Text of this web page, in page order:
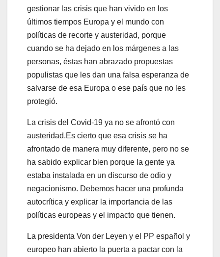
gestionar las crisis que han vivido en los
últimos tiempos Europa y el mundo con
políticas de recorte y austeridad, porque
cuando se ha dejado en los márgenes a las
personas, éstas han abrazado propuestas
populistas que les dan una falsa esperanza de
salvarse de esa Europa o ese país que no les
protegió.
La crisis del Covid-19 ya no se afrontó con
austeridad.Es cierto que esa crisis se ha
afrontado de manera muy diferente, pero no se
ha sabido explicar bien porque la gente ya
estaba instalada en un discurso de odio y
negacionismo. Debemos hacer una profunda
autocrítica y explicar la importancia de las
políticas europeas y el impacto que tienen.
La presidenta Von der Leyen y el PP español y
europeo han abierto la puerta a pactar con la